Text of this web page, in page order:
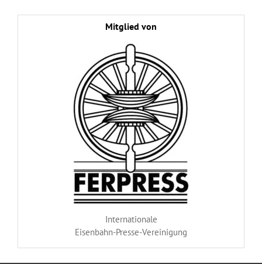
Mitglied von
Internationale
Eisenbahn-Presse-Vereinigung